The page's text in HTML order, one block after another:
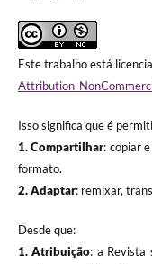
Este trabalho está
Attribution-
Isso significa que é
1. Compartilhar: copiar
formato.
2. Adaptar: remixar,
Desde que:
1. Atribuição: a Revista